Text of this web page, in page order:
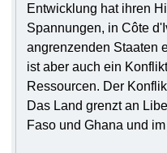
Entwicklung hat ihren
Spannungen, in Côte
angrenzenden Staaten
ist aber auch ein
Ressourcen. Der
Das Land grenzt an
Faso und Ghana und